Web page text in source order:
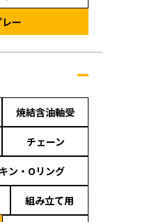
ー
焼結含油軸受
チェーン
ン・Oリング
組み立て用